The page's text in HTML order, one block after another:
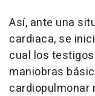
Así, ante una
cardiaca, se
cual los
maniobras
cardiopulmonar